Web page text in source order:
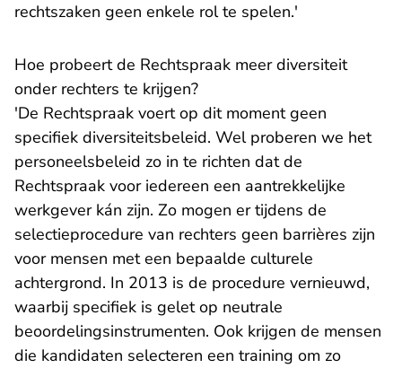
rechtszaken geen enkele rol te spelen.'
Hoe probeert de Rechtspraak meer diversiteit
onder rechters te krijgen?
'De Rechtspraak voert op dit moment geen
specifiek diversiteitsbeleid. Wel proberen we het
personeelsbeleid zo in te richten dat de
Rechtspraak voor iedereen een aantrekkelijke
werkgever kán zijn. Zo mogen er tijdens de
selectieprocedure van rechters geen barrières zijn
voor mensen met een bepaalde culturele
achtergrond. In 2013 is de procedure vernieuwd,
waarbij specifiek is gelet op neutrale
beoordelingsinstrumenten. Ook krijgen de mensen
die kandidaten selecteren een training om zo